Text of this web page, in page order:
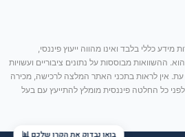
כללי בלבד ואינו מהווה ייעוץ פיננסי,
ההשוואות מבוססות על נתונים ציבוריים ועשויות
אין לראות בתכני האתר המלצה לרכישה, מכירה
כל החלטה פיננסית מומלץ להתייעץ עם בעל
בואו נבדוק את הקרן שלכם 📊